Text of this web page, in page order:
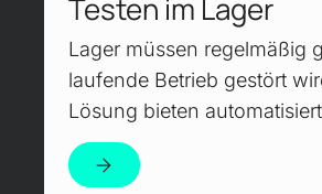
Testen im Lager
Lager müssen regelmäßig
laufende Betrieb gestört
Lösung bieten